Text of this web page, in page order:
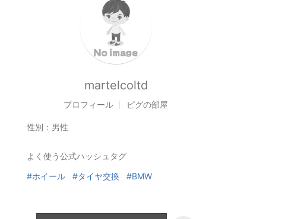
martelcoltd
プロフィール ピグの部屋
性別： 男性
よく使う公式ハッシュタグ
#ホイール #タイヤ交換 #BMW